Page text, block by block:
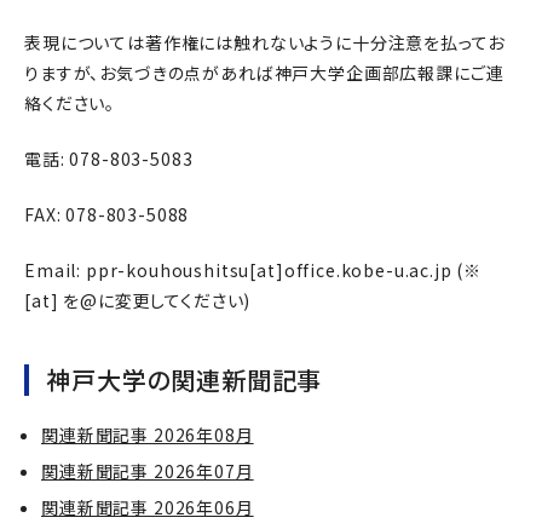
表現については著作権には触れないように十分注意を払ってお
りますが、お気づきの点があれば神戸大学企画部広報課にご連
絡ください。
電話: 078-803-5083
FAX: 078-803-5088
Email: ppr-kouhoushitsu[at]office.kobe-u.ac.jp (※
[at] を@に変更してください)
神戸大学の関連新聞記事
関連新聞記事 2026年08月
関連新聞記事 2026年07月
関連新聞記事 2026年06月